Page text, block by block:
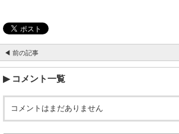
◀ 前の記事
コメント一覧
コメントはまだありません